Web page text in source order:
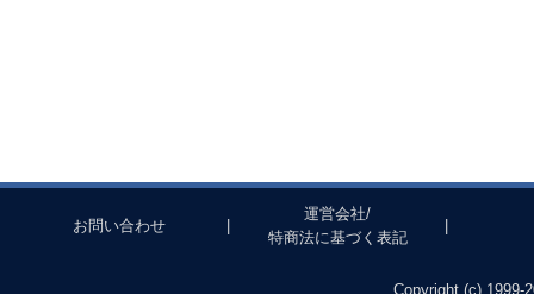
お問い合わせ
運営会社/
特商法に基づく表記
Copyright (c) 1999-